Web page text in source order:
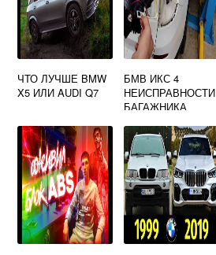
ЧТО ЛУЧШЕ BMW
X5 ИЛИ AUDI Q7
БМВ ИКС 4
НЕИСПРАВНОСТИ
БАГАЖНИКА